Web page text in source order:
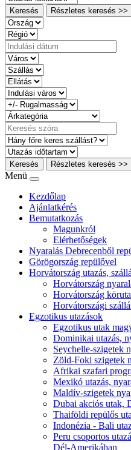
Keresés Részletes keresés >>
Keresés Részletes keresés >>
Menü
Kezdőlap
Ajánlatkérés
Bemutatkozás
Magunkról
Elérhetőségek
Nyaralás Debrecenből
Görögország repülővel
Horvátország utazás,
Horvátország
Horvátország
Horvátországi
Egzotikus utazások
Egzotikus utak
Dominikai utazás,
Seychelle-szigetek
Zöld-Foki szigetek
Afrikai szafari
Mexikó utazás,
Maldív-szigetek
Dubai akciós utak,
Thaiföldi repülős
Indonézia - Bali
Peru csoportos
Dél-Amerikában